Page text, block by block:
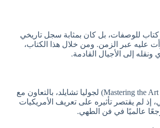
للوصفات، بل كان بمثابة سجل تاريخي
عليه عبر الزمن. ومن خلال هذا الكتاب،
إلى الأجيال القادمة.
يُعد كتاب “إتقان فن الطبخ الفرنسي” (Mastering the Art of French Cooking) لجوليا تشايلد، بالتعاون مع
لم يقتصر تأثيره على تعريف الأمريكيات
عالميًا في فن الطهي.